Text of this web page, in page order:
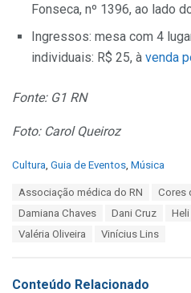
Fonseca, nº 1396, ao lado
Ingressos: mesa com 4
individuais: R$ 25, à venda
Fonte: G1 RN
Foto: Carol Queiroz
C
e
Cultura, Guia de Eventos, Música
Associação médica do RN
Cores
Damiana Chaves
Dani Cruz
Valéria Oliveira
Vinícius Lins
Conteúdo Relacionado